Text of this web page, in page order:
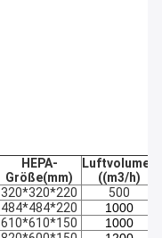
HEPA-
Größe(mm)
Luftvolumen
((m3/h)
320*320*220
500
484*484*220
1000
610*610*150
1000